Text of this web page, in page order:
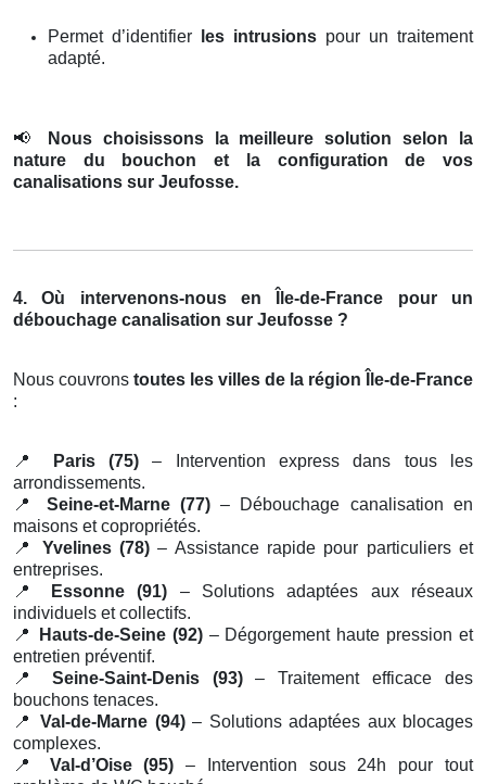
Permet d’identifier les intrusions pour un traitement
adapté.
📢
Nous choisissons la meilleure solution selon la
nature du bouchon et la configuration de vos
canalisations sur Jeufosse.
4. Où intervenons-nous en Île-de-France pour un
débouchage canalisation sur Jeufosse ?
Nous couvrons toutes les villes de la région Île-de-France
:
📍 Paris (75) – Intervention express dans tous les
arrondissements.
📍
Seine-et-Marne (77)– Débouchage canalisation en
maisons et copropriétés.
📍
Yvelines (78) – Assistance rapide pour particuliers et
entreprises.
📍
Essonne (91) – Solutions adaptées aux réseaux
individuels et collectifs.
📍
Hauts-de-Seine (92)– Dégorgement haute pression et
entretien préventif.
📍
Seine-Saint-Denis (93)– Traitement efficace des
bouchons tenaces.
📍
Val-de-Marne (94)– Solutions adaptées aux blocages
complexes.
📍
Val-d’Oise (95) – Intervention sous 24h pour tout